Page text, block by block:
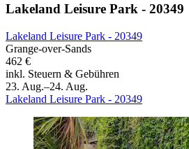
Lakeland Leisure Park - 20349
Lakeland Leisure Park - 20349
Grange-over-Sands
462 €
inkl. Steuern & Gebühren
23. Aug.–24. Aug.
Lakeland Leisure Park - 20349